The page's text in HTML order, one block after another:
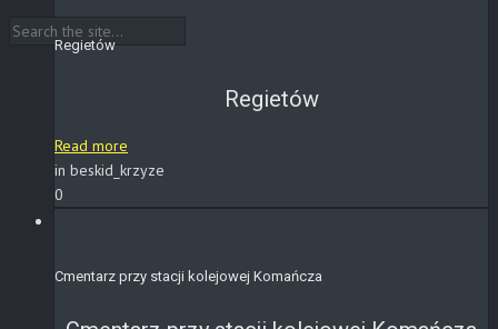
Regietów
Regietów
Read more
in beskid_krzyze
0
Cmentarz przy stacji kolejowej Komańcza